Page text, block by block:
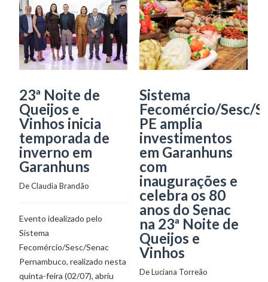
23ª Noite de
Queijos e
Vinhos inicia
temporada de
inverno em
Garanhuns
De Claudia Brandão
Evento idealizado pelo
Sistema
Fecomércio/Sesc/Senac
Pernambuco, realizado nesta
quinta-feira (02/07), abriu
Sistema
Fecomércio/Sesc/
PE amplia
investimentos
em Garanhuns
com
inaugurações e
celebra os 80
anos do Senac
na 23ª Noite de
Queijos e
Vinhos
De Luciana Torreão